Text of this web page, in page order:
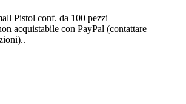
Pistol conf. da 100 pezzi
acquistabile con PayPal (contattare